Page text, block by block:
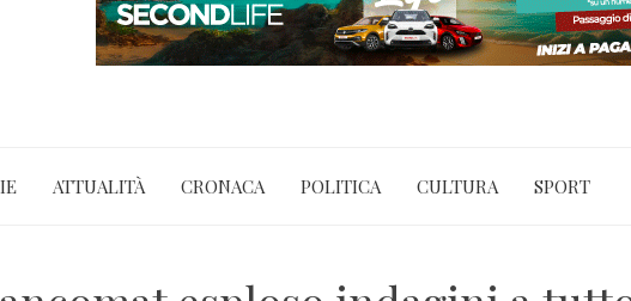
ATTUALITÀ CRONACA POLITICA CULTURA SPORT